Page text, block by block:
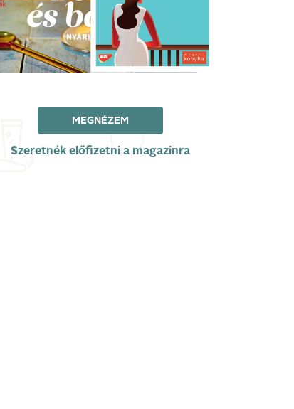
MEGNÉZEM
Szeretnék előfizetni a magazinra